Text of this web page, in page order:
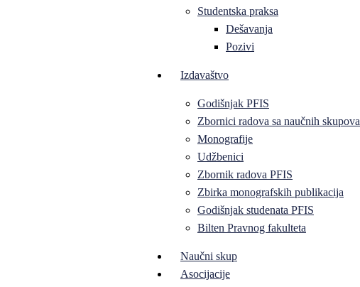
Studentska praksa
Dešavanja
Pozivi
Izdavaštvo
Godišnjak PFIS
Zbornici radova sa naučnih skupova
Monografije
Udžbenici
Zbornik radova PFIS
Zbirka monografskih publikacija
Godišnjak studenata PFIS
Bilten Pravnog fakulteta
Naučni skup
Asocijacije